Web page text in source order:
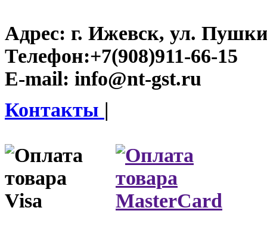
Адрес: г. Ижевск, ул.
Телефон:+7(908)911-66-15
E-mail: info@nt-gst.ru
Контакты |